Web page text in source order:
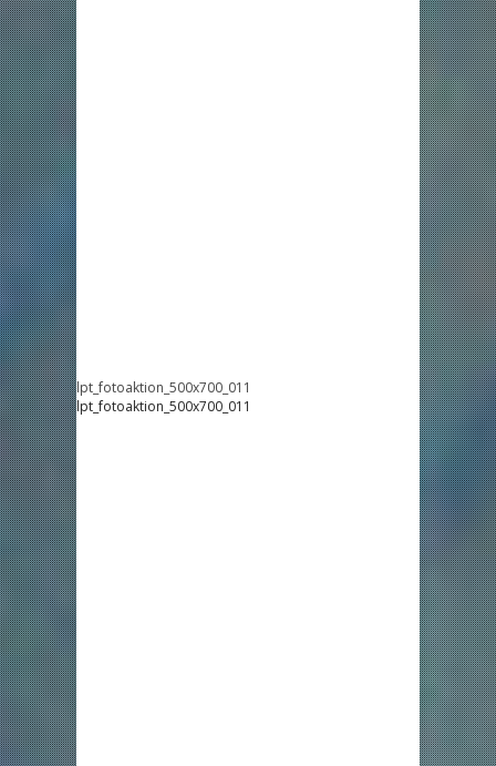
lpt_fotoaktion_500x700_011
lpt_fotoaktion_500x700_011